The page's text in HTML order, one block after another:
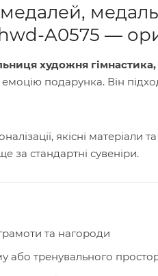
A0575 —
художня
емоцію подарунка. Він
якісні
за стандартні сувеніри.
та нагороди
або тренувального